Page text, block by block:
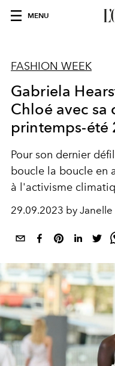
MENU
FASHION WEEK
Gabriela
Chloé avec sa
printemps-été
Pour son dernier
boucle la boucle en
à l'activisme
29.09.2023 by Janelle